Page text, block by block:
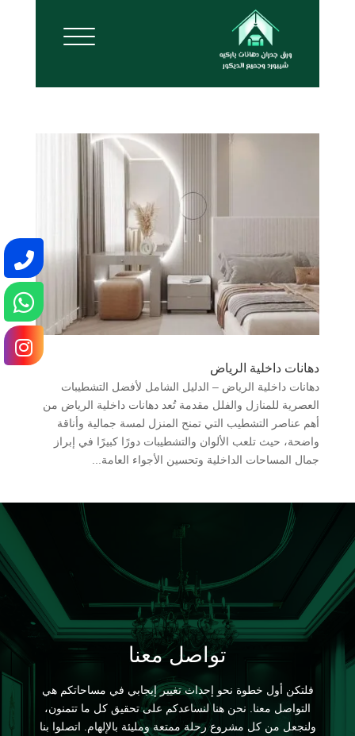
​دهانات داخلية الرياض
دهانات داخلية الرياض – الدليل الشامل لأفضل التشطيبات
العصرية للمنازل والفلل مقدمة تُعد دهانات داخلية الرياض من
أهم عناصر التشطيب التي تمنح المنزل لمسة جمالية وأناقة
واضحة، حيث تلعب الألوان والتشطيبات دورًا كبيرًا في إبراز
جمال المساحات الداخلية وتحسين الأجواء العامة...
تواصل معنا
فلتكن أول خطوة نحو إحداث تغيير إيجابي في مساحاتكم هي
التواصل معنا. نحن هنا لنساعدكم على تحقيق كل ما تتمنون،
ولنجعل من كل مشروع رحلة ممتعة ومليئة بالإلهام. اتصلوا بنا